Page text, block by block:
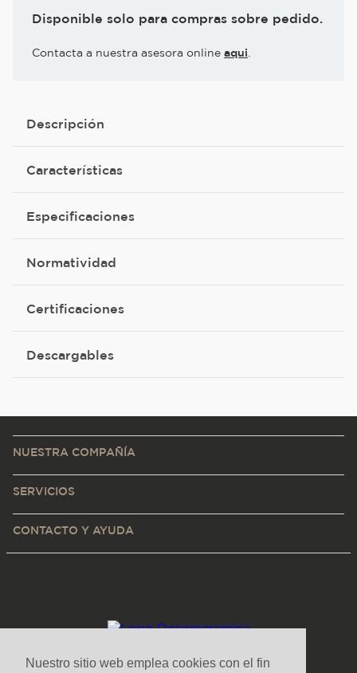
Nuestro sitio web emplea cookies con el fin
Disponible solo para compras sobre pedido.
Contacta a nuestra asesora online aqui
Descripción
Características
Especificaciones
Normatividad
Certificaciones
Descargables
NUESTRA COMPAÑÍA
SERVICIOS
CONTACTO Y AYUDA